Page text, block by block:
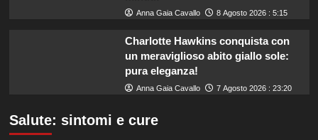
Anna Gaia Cavallo 8 Agosto 2026 : 5:15
Charlotte Hawkins conquista con
un meraviglioso abito giallo sole:
pura eleganza!
Anna Gaia Cavallo 7 Agosto 2026 : 23:20
Salute: sintomi e cure